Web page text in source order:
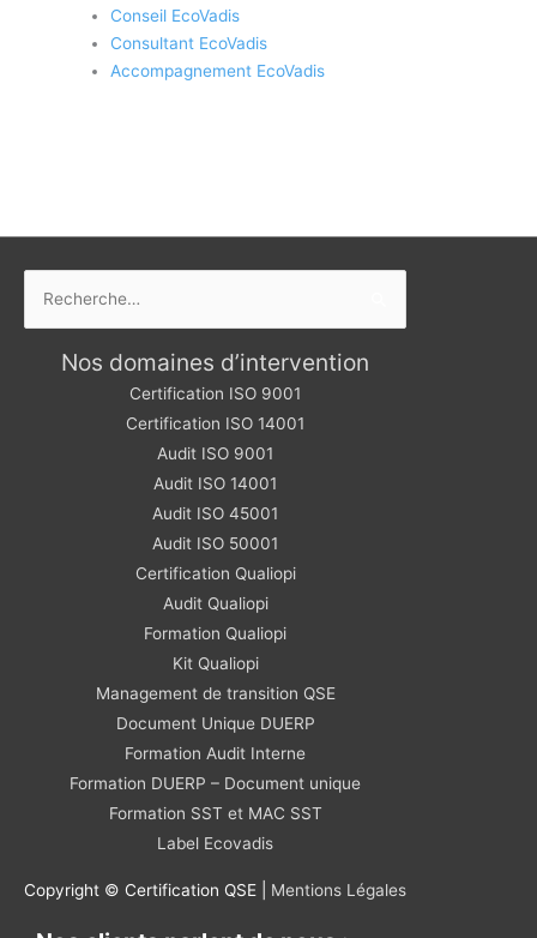
Conseil EcoVadis
Consultant EcoVadis
Accompagnement EcoVadis
Nos domaines d’intervention
Certification ISO 9001
Certification ISO 14001
Audit ISO 9001
Audit ISO 14001
Audit ISO 45001
Audit ISO 50001
Certification Qualiopi
Audit Qualiopi
Formation Qualiopi
Kit Qualiopi
Management de transition QSE
Document Unique DUERP
Formation Audit Interne
Formation DUERP – Document unique
Formation SST et MAC SST
Label Ecovadis
Copyright © Certification QSE | Mentions Légales